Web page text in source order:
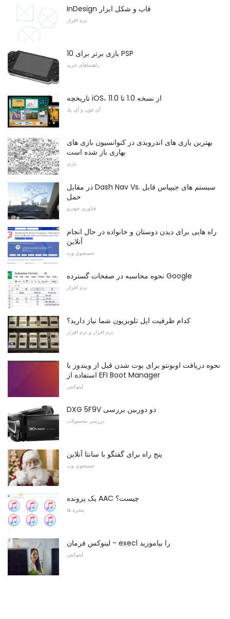
InDesign قاب و شکل ابزار
نرم افزار
10 بازی برتر برای PSP
راهنماهای خرید
تاریخچه iOS، از نسخه 1.0 تا 11.0
آی فون و آی پاد
بهترین بازی های اندرویدی در کنوانسیون بازی های
بهاری باز شده است
بازی
در مقابل Dash Nav Vs. سیستم های جیپیاس قابل
حمل
فناوری خودرو
راه هایی برای دیدن دوستان و خانواده در حال انجام
آنلاین
جستجوی وب
نحوه محاسبه در صفحات گسترده Google
نرم افزار
کدام ظرفیت اپل تلویزیون شما نیاز دارید؟
نرم افزار و نرم افزار
نحوه دریافت اوبونتو برای بوت شدن قبل از ویندوز با
استفاده از EFI Boot Manager
لینوکس
DXG 5F9V دو دوربین بررسی
بررسی محصولات
پنج راه برای گفتگو با سانتا آنلاین
جستجوی وب
یک پرونده AAC چیست؟
پنجره ها
لینوکس فرمان - execl را بیاموزید
لینوکس